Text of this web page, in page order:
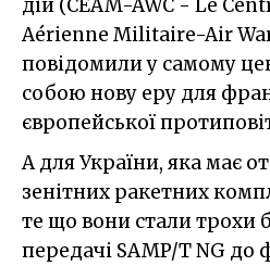
дій (CEAM-AWC - Le
Aérienne Militaire-Air
повідомили у самому
собою нову еру для
європейської
А для України, яка має
зенітних ракетних
те що вони стали
передачі SAMP/T NG до